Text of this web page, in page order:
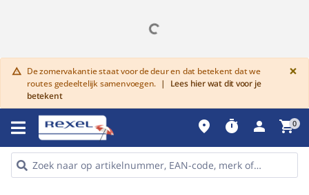
warning De zomervakantie staat voor de deur en dat betekent dat we
routes gedeeltelijk samenvoegen. |
Lees hier wat dit voor je
betekent
×
place timer person shopping_cart0